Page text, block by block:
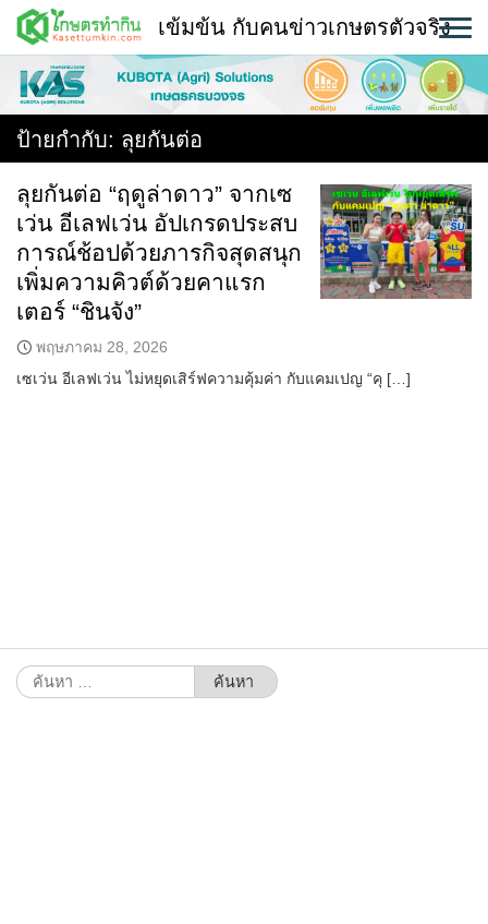
Skip
content
พืช
หน้าแรก
แวดวงเกษตร
ใคร ทำอะไร ที่ไหน
สถานีข่าววันนี้
เข้มข้น กับคนข่าวเกษตรตัวจริง
ป้ายกำกับ: ลุยกันต่อ
ลุยกันต่อ “ฤดูล่าดาว” จากเซ
เว่น อีเลฟเว่น อัปเกรดประสบ
การณ์ช้อปด้วยภารกิจสุดสนุก
เพิ่มความคิวต์ด้วยคาแรก
เตอร์ “ชินจัง”
พฤษภาคม 28, 2026
เซเว่น อีเลฟเว่น ไม่หยุดเสิร์ฟความคุ้มค่า กับแคมเปญ “คุ […]
ค้นหา
สำหรับ: